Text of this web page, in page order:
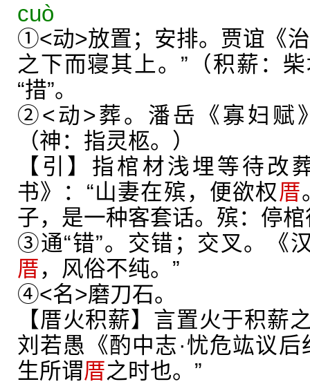
cuò
①<动>放置；安排。贾谊《
之下而寝其上。”（积薪：
“措”。
②<动>葬。潘岳《寡妇赋
（神：指灵柩。）
【引】指棺材浅埋等待改
书》：“山妻在殡，便欲权厝
子，是一种客套话。殡：停
③通“错”。交错；交叉。《
厝，风俗不纯。”
④<名>磨刀石。
【厝火积薪】言置火于积薪
刘若愚《酌中志·忧危竑议
生所谓厝之时也。”